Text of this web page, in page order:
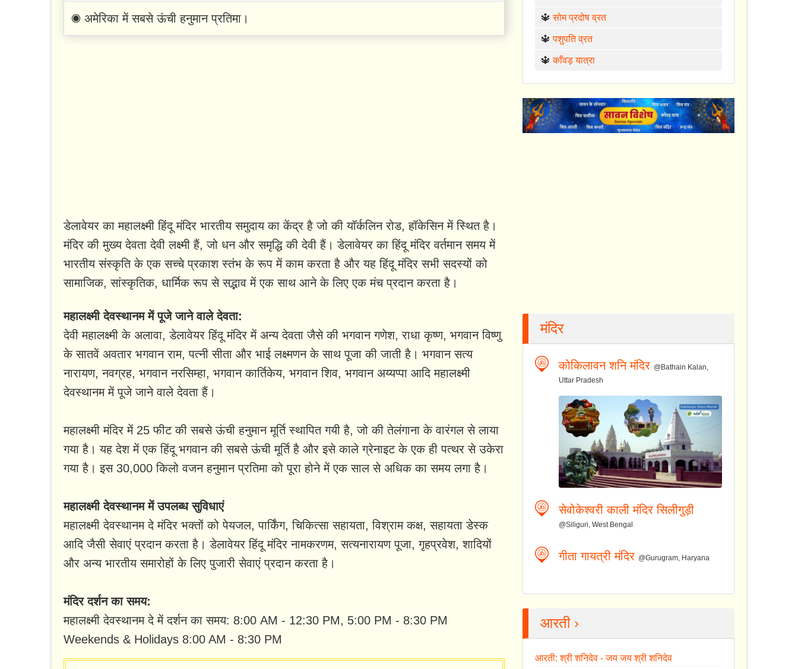
◉ अमेरिका में सबसे ऊंची हनुमान प्रतिमा।
डेलावेयर का महालक्ष्मी हिंदू मंदिर भारतीय समुदाय का केंद्र है जो की यॉर्कलिन रोड, हॉकेसिन में स्थित है।
मंदिर की मुख्य देवता देवी लक्ष्मी हैं, जो धन और समृद्धि की देवी हैं। डेलावेयर का हिंदू मंदिर वर्तमान समय में
भारतीय संस्कृति के एक सच्चे प्रकाश स्तंभ के रूप में काम करता है और यह हिंदू मंदिर सभी सदस्यों को
सामाजिक, सांस्कृतिक, धार्मिक रूप से सद्भाव में एक साथ आने के लिए एक मंच प्रदान करता है।
महालक्ष्मी देवस्थानम में पूजे जाने वाले देवता:
देवी महालक्ष्मी के अलावा, डेलावेयर हिंदू मंदिर में अन्य देवता जैसे की भगवान गणेश, राधा कृष्ण, भगवान विष्णु
के सातवें अवतार भगवान राम, पत्नी सीता और भाई लक्ष्मणन के साथ पूजा की जाती है। भगवान सत्य
नारायण, नवग्रह, भगवान नरसिम्हा, भगवान कार्तिकेय, भगवान शिव, भगवान अय्यप्पा आदि महालक्ष्मी
देवस्थानम में पूजे जाने वाले देवता हैं।
महालक्ष्मी मंदिर में 25 फीट की सबसे ऊंची हनुमान मूर्ति स्थापित गयी है, जो की तेलंगाना के वारंगल से लाया
गया है। यह देश में एक हिंदू भगवान की सबसे ऊंची मूर्ति है और इसे काले ग्रेनाइट के एक ही पत्थर से उकेरा
गया है। इस 30,000 किलो वजन हनुमान प्रतिमा को पूरा होने में एक साल से अधिक का समय लगा है।
महालक्ष्मी देवस्थानम में उपलब्ध सुविधाएं
महालक्ष्मी देवस्थानम दे मंदिर भक्तों को पेयजल, पार्किंग, चिकित्सा सहायता, विश्राम कक्ष, सहायता डेस्क
आदि जैसी सेवाएं प्रदान करता है। डेलावेयर हिंदू मंदिर नामकरणम, सत्यनारायण पूजा, गृहप्रवेश, शादियों
और अन्य भारतीय समारोहों के लिए पुजारी सेवाएं प्रदान करता है।
मंदिर दर्शन का समय:
महालक्ष्मी देवस्थानम दे में दर्शन का समय: 8:00 AM - 12:30 PM, 5:00 PM - 8:30 PM
Weekends & Holidays 8:00 AM - 8:30 PM
🔱सोम प्रदोष व्रत
🔱पशुपति व्रत
🔱काँवड़ यात्रा
मंदिर
कोकिलावन शनि मंदिर @Bathain Kalan,
Uttar Pradesh
सेवोकेश्वरी काली मंदिर सिलीगुड़ी
@Siliguri, West Bengal
गीता गायत्री मंदिर @Gurugram, Haryana
आरती ›
आरती: श्री शनिदेव - जय जय श्री शनिदेव